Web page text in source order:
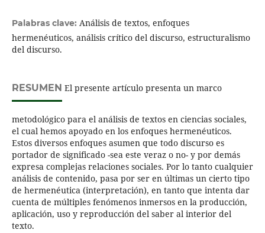
Palabras clave: Análisis de textos, enfoques
hermenéuticos, análisis crítico del discurso, estructuralismo
del discurso.
RESUMEN El presente artículo presenta un marco
metodológico para el análisis de textos en ciencias sociales,
el cual hemos apoyado en los enfoques hermenéuticos.
Estos diversos enfoques asumen que todo discurso es
portador de significado -sea este veraz o no- y por demás
expresa complejas relaciones sociales. Por lo tanto cualquier
análisis de contenido, pasa por ser en últimas un cierto tipo
de hermenéutica (interpretación), en tanto que intenta dar
cuenta de múltiples fenómenos inmersos en la producción,
aplicación, uso y reproducción del saber al interior del
texto.